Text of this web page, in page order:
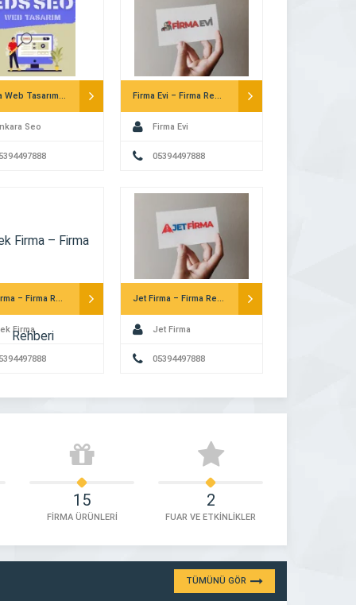
Ankara Web Tasarım – Eds Seo
Seo
Firma Evi – Firma Rehberi
Firma Evi
05394497888
Tek Firma – Firma Rehberi
Firma
Jet Firma – Firma Rehberi
Jet Firma
05394497888
15
FİRMA ÜRÜNLERİ
2
FUAR VE ETKİNLİKLER
TÜMÜNÜ GÖR